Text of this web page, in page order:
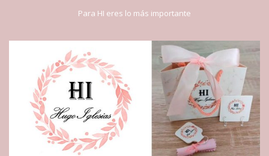
Para HI eres lo más importante